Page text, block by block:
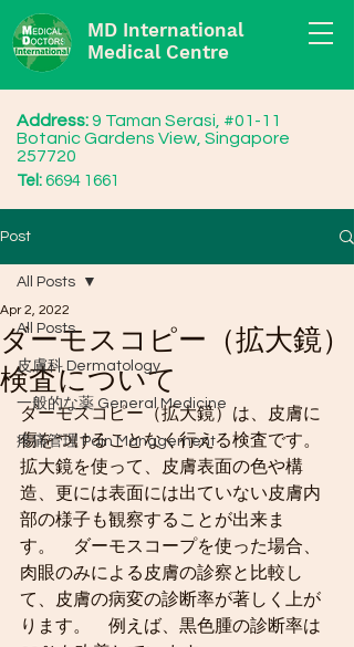
MD International
Medical Centre
Address:9 Taman Serasi, #01-11
Botanic Gardens View, Singapore
257720
Tel: 6694 1661
Post
All Posts
皮膚科 Dermatology
一般的な薬 General Medicine
疼痛管理 Pain Management
All Posts
ダーモスコピー（拡大鏡）
検査について
Apr 2, 2022
ダーモスコピー（拡大鏡）は、皮膚に
傷をつけることなく行える検査です。
拡大鏡を使って、皮膚表面の色や構
造、更には表面には出ていない皮膚内
部の様子も観察することが出来ま
す。　ダーモスコープを使った場合、
肉眼のみによる皮膚の診察と比較し
て、皮膚の病変の診断率が著しく上が
ります。　例えば、黒色腫の診断率は